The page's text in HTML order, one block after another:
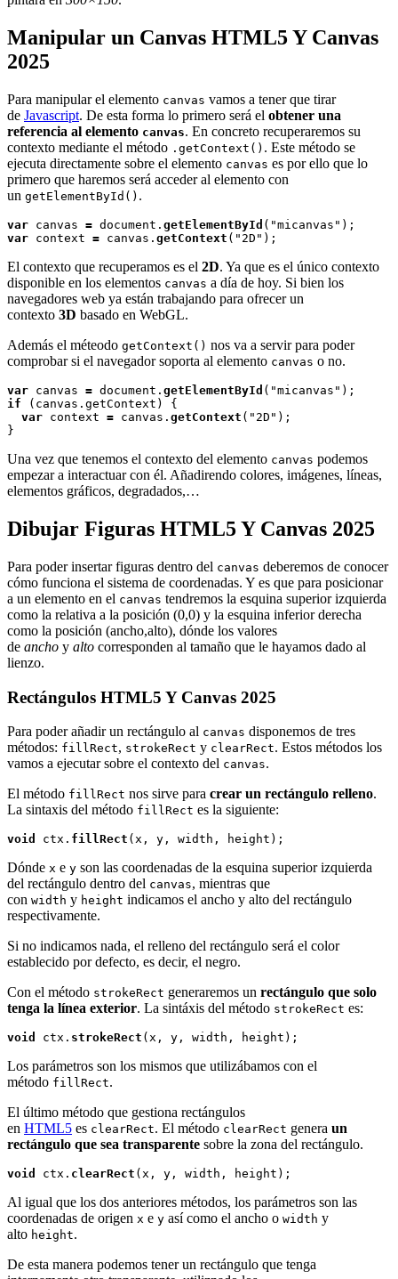
Manipular un Canvas HTML5 Y Canvas
2025
Para manipular el elemento canvas vamos a tener que tirar
de Javascript. De esta forma lo primero será el obtener una
referencia al elemento canvas. En concreto recuperaremos su
contexto mediante el método .getContext() . Este método se
ejecuta directamente sobre el elemento canvas es por ello que lo
primero que haremos será acceder al elemento con
un getElementById() .
var canvas = document. getElementById
var context = canvas. getContext
El contexto que recuperamos es el 2D. Ya que es el único contexto
disponible en los elementos canvas a día de hoy. Si bien los
navegadores web ya están trabajando para ofrecer un
contexto 3D basado en WebGL.
Además el méteodo getContext() nos va a servir para poder
comprobar si el navegador soporta al elemento canvas o no.
var canvas = document. getElementById
if
(canvas.getContext) {
var context = canvas. getContext ("2D");
Una vez que tenemos el contexto del elemento canvas podemos
empezar a interactuar con él. Añadirendo colores, imágenes, líneas,
elementos gráficos, degradados,…
Dibujar Figuras HTML5 Y Canvas 2025
Para poder insertar figuras dentro del canvas deberemos de conocer
cómo funciona el sistema de coordenadas. Y es que para posicionar
a un elemento en el canvas tendremos la esquina superior izquierda
como la relativa a la posición (0,0) y la esquina inferior derecha
como la posición (ancho,alto), dónde los valores
de ancho y alto corresponden al tamaño que le hayamos dado al
lienzo.
Rectángulos HTML5 Y Canvas 2025
Para poder añadir un rectángulo al canvas disponemos de tres
métodos: fillRect, strokeRect y clearRect. Estos métodos los
vamos a ejecutar sobre el contexto del canvas.
El método fillRect nos sirve para crear un rectángulo relleno.
La sintaxis del método fillRect es la siguiente:
void ctx. fillRect
Dónde x e y son las coordenadas de la esquina superior izquierda
del rectángulo dentro del canvas, mientras que
con width y height indicamos el ancho y alto del rectángulo
respectivamente.
Si no indicamos nada, el relleno del rectángulo será el color
establecido por defecto, es decir, el negro.
Con el método strokeRect generaremos un rectángulo que solo
tenga la línea exterior. La sintáxis del método strokeRect es:
void ctx. strokeRect
Los parámetros son los mismos que utilizábamos con el
método fillRect.
El último método que gestiona rectángulos
en HTML5 es clearRect. El método clearRect genera un
rectángulo que sea transparente sobre la zona del rectángulo.
void ctx. clearRect
Al igual que los dos anteriores métodos, los parámetros son las
coordenadas de origen x e y así como el ancho o width y
alto height.
De esta manera podemos tener un rectángulo que tenga